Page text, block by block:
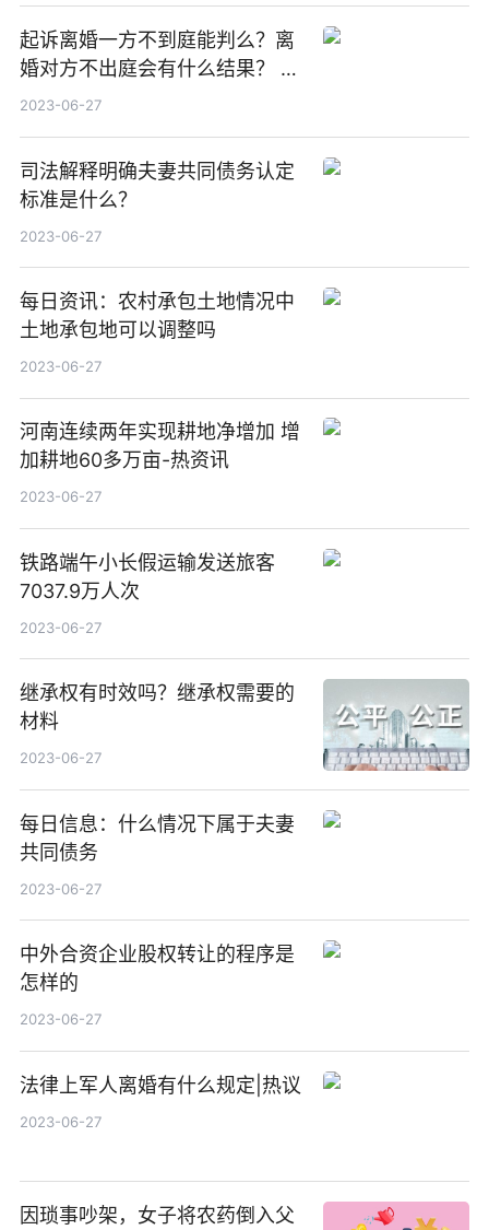
起诉离婚一方不到庭能判么？离
婚对方不出庭会有什么结果？ 世
界今亮点
2023-06-27
司法解释明确夫妻共同债务认定
标准是什么？
2023-06-27
每日资讯：农村承包土地情况中
土地承包地可以调整吗
2023-06-27
河南连续两年实现耕地净增加 增
加耕地60多万亩-热资讯
2023-06-27
铁路端午小长假运输发送旅客
7037.9万人次
2023-06-27
继承权有时效吗？继承权需要的
材料
2023-06-27
每日信息：什么情况下属于夫妻
共同债务
2023-06-27
中外合资企业股权转让的程序是
怎样的
2023-06-27
法律上军人离婚有什么规定|热议
2023-06-27
因琐事吵架，女子将农药倒入父